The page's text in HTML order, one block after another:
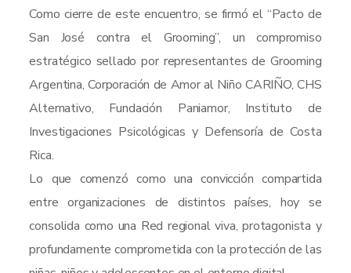
Como cierre de este encuentro, se firmó el “Pacto de
San José contra el Grooming”, un compromiso
estratégico sellado por representantes de Grooming
Argentina, Corporación de Amor al Niño CARIÑO, CHS
Alternativo, Fundación Paniamor, Instituto de
Investigaciones Psicológicas y Defensoría de Costa
Rica.
Lo que comenzó como una convicción compartida
entre organizaciones de distintos países, hoy se
consolida como una Red regional viva, protagonista y
profundamente comprometida con la protección de las